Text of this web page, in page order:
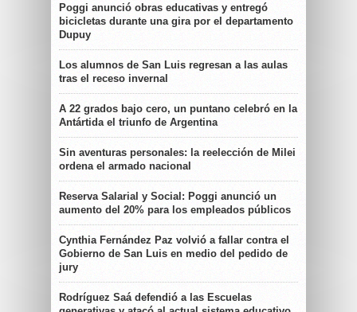
Poggi anunció obras educativas y entregó
bicicletas durante una gira por el departamento
Dupuy
Los alumnos de San Luis regresan a las aulas
tras el receso invernal
A 22 grados bajo cero, un puntano celebró en la
Antártida el triunfo de Argentina
Sin aventuras personales: la reelección de Milei
ordena el armado nacional
Reserva Salarial y Social: Poggi anunció un
aumento del 20% para los empleados públicos
Cynthia Fernández Paz volvió a fallar contra el
Gobierno de San Luis en medio del pedido de
jury
Rodríguez Saá defendió a las Escuelas